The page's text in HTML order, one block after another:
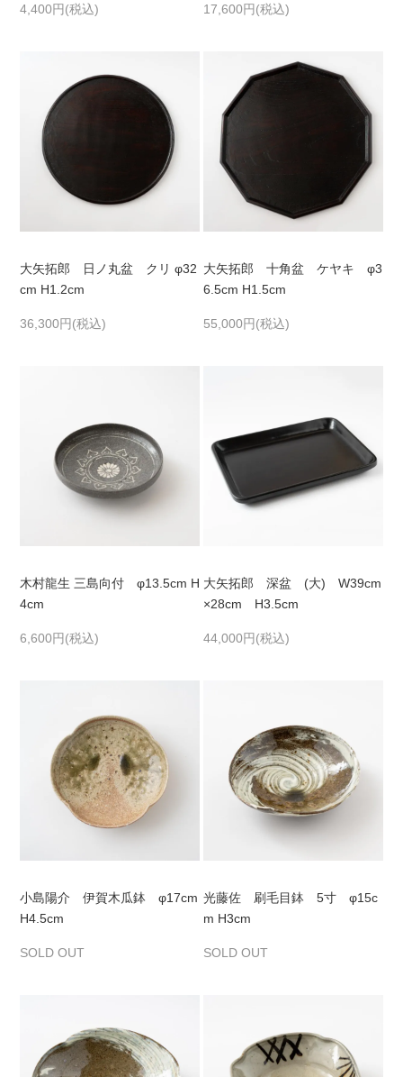
4,400円(税込) 17,600円(税込)
大矢拓郎 日ノ丸盆 クリ φ32
cm H1.2cm
36,300円(税込)
大矢拓郎 十角盆 ケヤキ φ3
6.5cm H1.5cm
55,000円(税込)
木村龍生 三島向付 φ13.5cm H
4cm
6,600円(税込)
大矢拓郎 深盆 (大) W39cm
×28cm H3.5cm
44,000円(税込)
小島陽介 伊賀木瓜鉢 φ17cm
H4.5cm
SOLD OUT
光藤佐 刷毛目鉢 5寸 φ15c
m H3cm
SOLD OUT